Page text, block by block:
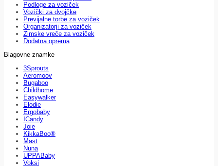
Podloge za voziček
Vozički za dvojčke
Previjalne torbe za voziček
Organizatorji za voziček
Zimske vreče za voziček
Dodatna oprema
Blagovne znamke
3Sprouts
Aeromoov
Bugaboo
Childhome
Easywalker
Elodie
Ergobaby
ICandy
Joie
KikkaBoo®
Mast
Nuna
UPPABaby
Voksi